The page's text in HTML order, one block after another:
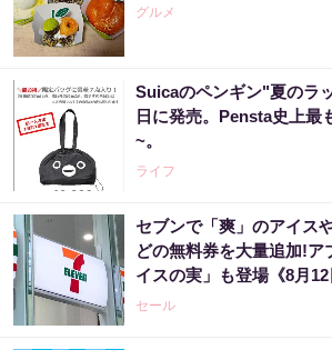
グルメ
Suicaのペンギン"夏のラ
日に発売。Pensta史上最
~。
ライフ
セブンで「爽」のアイス
どの無料券を大量追加!ア
イスの実」も登場《8月12
セール